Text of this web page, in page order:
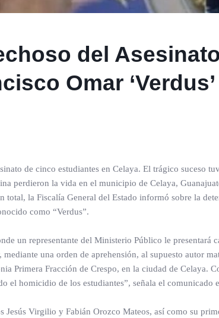
del
Omar ‘Verdus’
de cinco estudiantes en Celaya. El trágico suceso
perdieron la vida en el municipio de Celaya,
total, la Fiscalía General del Estado informó sobre la
como “Verdus”.
un representante del Ministerio Público le presentará
una orden de aprehensión, al supuesto autor
Primera Fracción de Crespo, en la ciudad de Celaya.
el homicidio de los estudiantes”, señala el comunicado
Jesús Virgilio y Fabián Orozco Mateos, así como su